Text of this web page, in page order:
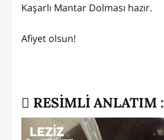
Kaşarlı Mantar Dolması hazır.
Afiyet olsun!
RESİMLİ ANLATIM :